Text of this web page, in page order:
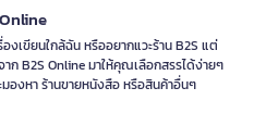
งเขียนใกล้ฉัน หรืออยากแวะร้าน B2S แต่
าก B2S Online มาให้คุณเลือกสรรได้ง่ายๆ
องหา ร้านขายหนังสือ หรือสินค้าอื่นๆ